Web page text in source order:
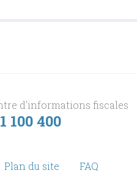
d'informations fiscales
100 400
Plan du site FAQ